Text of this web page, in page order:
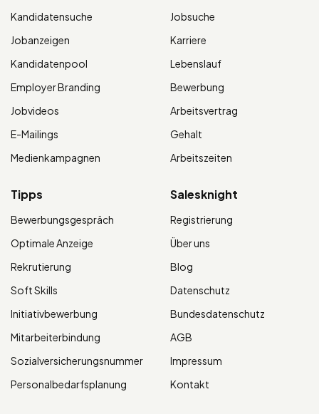
Kandidatensuche
Jobanzeigen
Kandidatenpool
Employer Branding
Jobvideos
E-Mailings
Medienkampagnen
Jobsuche
Karriere
Lebenslauf
Bewerbung
Arbeitsvertrag
Gehalt
Arbeitszeiten
Tipps
Bewerbungsgespräch
Optimale Anzeige
Rekrutierung
Soft Skills
Initiativbewerbung
Mitarbeiterbindung
Sozialversicherungsnummer
Personalbedarfsplanung
Salesknight
Registrierung
Über uns
Blog
Datenschutz
Bundesdatenschutz
AGB
Impressum
Kontakt